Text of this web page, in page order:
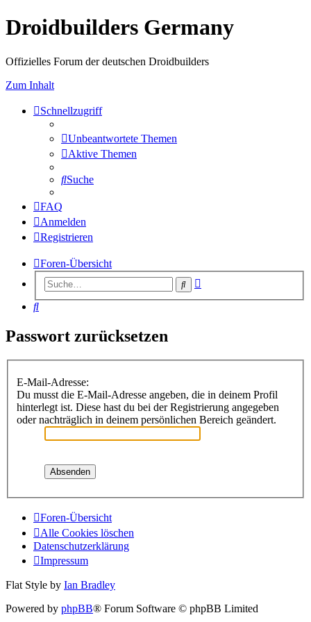
Droidbuilders Germany
Offizielles Forum der deutschen Droidbuilders
Zum Inhalt
Schnellzugriff
Unbeantwortete Themen
Aktive Themen
Suche
FAQ
Anmelden
Registrieren
Foren-Übersicht
Suche
Suche
Passwort zurücksetzen
E-Mail-Adresse:
Du musst die E-Mail-Adresse angeben, die in deinem Profil
hinterlegt ist. Diese hast du bei der Registrierung angegeben
oder nachträglich in deinem persönlichen Bereich geändert.
Foren-Übersicht
Alle Cookies löschen
Datenschutzerklärung
Impressum
Flat Style by Ian Bradley
Powered by phpBB® Forum Software © phpBB Limited